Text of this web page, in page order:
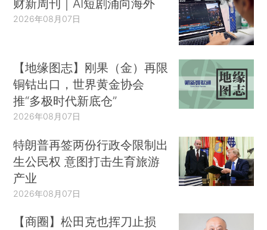
财新周刊｜AI短剧涌向海外
2026年08月07日
【地缘图志】刚果（金）再限
铜钴出口，世界黄金协会
推“多极时代新底仓”
2026年08月07日
特朗普再签两份行政令限制出
生公民权 意图打击生育旅游
产业
2026年08月07日
【商圈】松田克也挥刀止损